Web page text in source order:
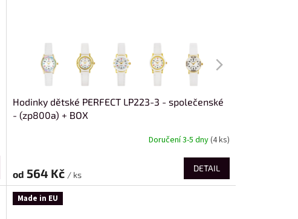
Hodinky dětské PERFECT LP223-3 - společenské
- (zp800a) + BOX
Doručení 3-5 dny(4 ks)
od 564 Kč / ks
DETAIL
Made in EU